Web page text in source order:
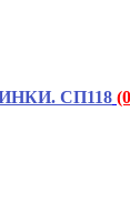
СП118